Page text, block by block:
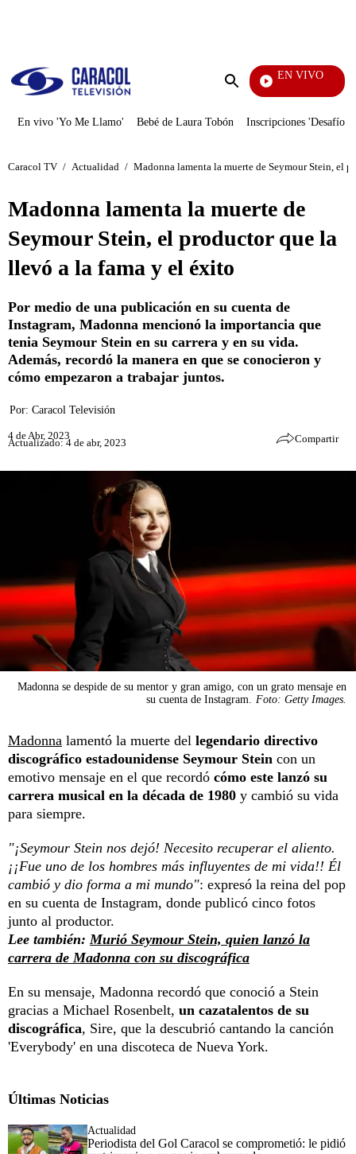
Enviar
EN VIVO
Los Informantes
En vivo 'Yo Me Llamo' Bebé de Laura Tobón Inscripciones 'Desafío'
Caracol TV / Actualidad / Madonna lamenta la muerte de Seymour Stein, el
Madonna lamenta la muerte de
Seymour Stein, el productor que la
llevó a la fama y el éxito
Por medio de una publicación en su cuenta de
Instagram, Madonna mencionó la importancia que
tenia Seymour Stein en su carrera y en su vida.
Además, recordó la manera en que se conocieron y
cómo empezaron a trabajar juntos.
Por: Caracol Televisión
4 de Abr, 2023
Actualizado: 4 de abr, 2023 Compartir
Madonna se despide de su mentor y gran amigo, con un grato mensaje en
su cuenta de Instagram.
Foto: Getty Images.
Madonna lamentó la muerte del legendario directivo
discográfico estadounidense Seymour Stein con un
emotivo mensaje en el que recordó cómo este lanzó su
carrera musical en la década de 1980 y cambió su vida
para siempre.
"¡Seymour Stein nos dejó! Necesito recuperar el aliento.
¡¡Fue uno de los hombres más influyentes de mi vida!! Él
cambió y dio forma a mi mundo": expresó la reina del pop
en su cuenta de Instagram, donde publicó cinco fotos
junto al productor.
Lee también: Murió Seymour Stein, quien lanzó la
carrera de Madonna con su discográfica
En su mensaje, Madonna recordó que conoció a Stein
gracias a Michael Rosenbelt, un cazatalentos de su
discográfica, Sire, que la descubrió cantando la canción
'Everybody' en una discoteca de Nueva York.
Últimas Noticias
Actualidad
Periodista del Gol Caracol se comprometió: le pidió